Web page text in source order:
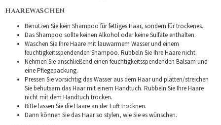
HAAREWASCHEN
Benutzen Sie kein Shampoo für fettiges Haar, sondern für trockenes.
Das Shampoo sollte keinen Alkohol oder keine Sulfate enthalten.
Waschen Sie Ihre Haare mit lauwarmem Wasser und einem
feuchtigkeitsspendenden Shampoo. Rubbeln Sie Ihre Haare nicht.
Nehmen Sie anschließend einen feuchtigkeitsspendenden Balsam und
eine Pflegepackung.
Pressen Sie vorsichtig das Wasser aus dem Haar und plätten/streichen
Sie behutsam das Haar mit einem Handtuch. Rubbeln Sie Ihre Haare
nicht mit dem Handtuch trocken.
Bitte lassen Sie die Haare an der Luft trocknen.
Dann können Sie das Haar so stylen, wie Sie es wünschen.